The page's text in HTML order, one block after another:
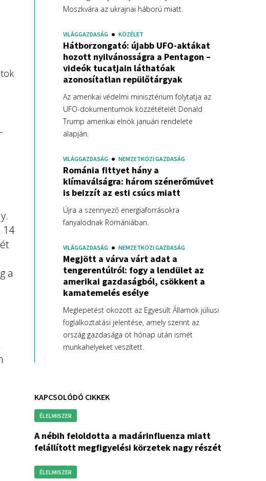
14
a
Moszkvára az ukrajnai háború miatt.
VILÁGGAZDASÁG KÖZÉLET
Hátborzongató: újabb UFO-aktákat
hozott nyilvánosságra a Pentagon –
videók tucatjain láthatóak
azonosítatlan repülőtárgyak
Az amerikai védelmi minisztérium folytatja az
UFO-dokumentumok közzétételét Donald
Trump amerikai elnök januári rendelete
alapján.
VILÁGGAZDASÁG NEMZETKÖZI GAZDASÁG
Románia fittyet hány a
klímaválságra: három szénerőművet
is beizzít az esti csúcs miatt
Újra a szennyező energiaforrásokra
fanyalodnak Romániában.
VILÁGGAZDASÁG NEMZETKÖZI GAZDASÁG
Megjött a várva várt adat a
tengerentúlról: fogy a lendület az
amerikai gazdaságból, csökkent a
kamatemelés esélye
Meglepetést okozott az Egyesült Államok júliusi
foglalkoztatási jelentése, amely szerint az
ország gazdasága öt hónap után ismét
munkahelyeket veszített.
KAPCSOLÓDÓ CIKKEK
ÉLELMISZER
a nébih feloldotta a madárinfluenza miatt
felállított megfigyelési körzetek nagy részét
ÉLELMISZER